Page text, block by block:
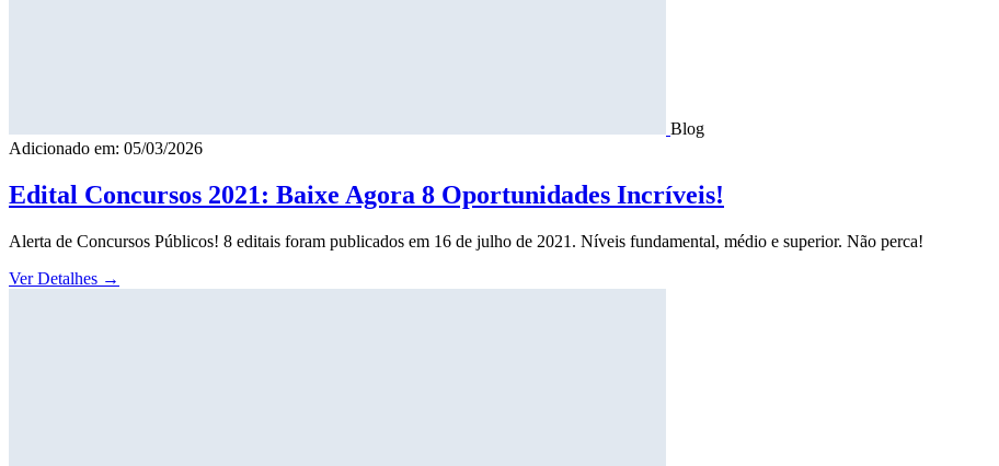
Blog
Adicionado em: 05/03/2026
Edital Concursos 2021: Baixe Agora 8 Oportunidades Incríveis!
Alerta de Concursos Públicos! 8 editais foram publicados em 16 de julho de 2021. Níveis fundamental, médio e superior. Não perca!
Ver Detalhes →